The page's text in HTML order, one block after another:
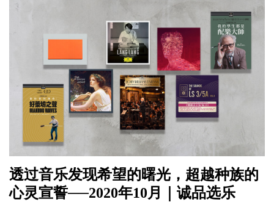
透过音乐发现希望的曙光，超越种族的
心灵宣誓──2020年10月｜诚品选乐